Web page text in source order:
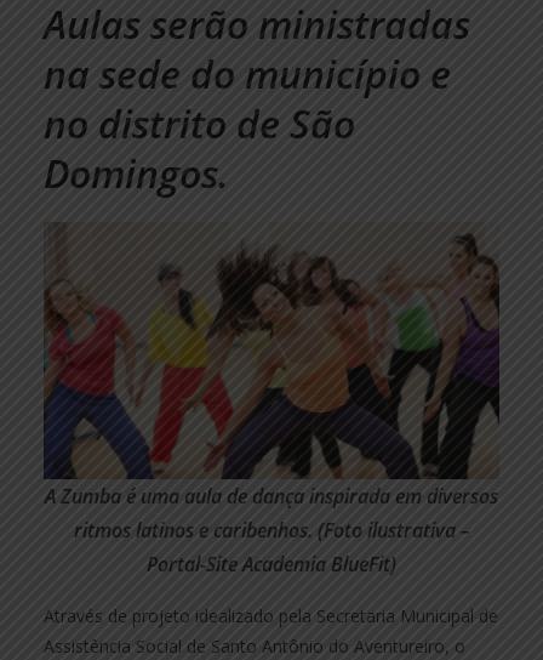
Aulas serão ministradas
na sede do município e
no distrito de São
Domingos.
A Zumba é uma aula de dança inspirada em diversos
ritmos latinos e caribenhos. (Foto ilustrativa –
Portal-Site Academia BlueFit)
Através de projeto idealizado pela Secretaria Municipal de
Assistência Social de Santo Antônio do Aventureiro, o